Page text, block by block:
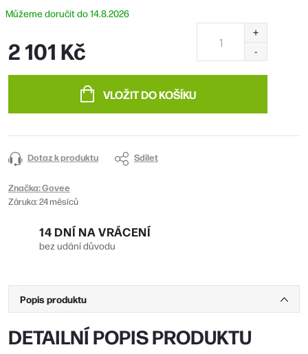
14.8.2026
2 101 Kč
VLOŽIT DO KOŠÍKU
Dotaz k produktu Sdílet
Značka:Govee
Záruka:24 měsíců
14 DNÍ NA VRÁCENÍ
bez udání důvodu
Popis produktu
DETAILNÍ POPIS PRODUKTU